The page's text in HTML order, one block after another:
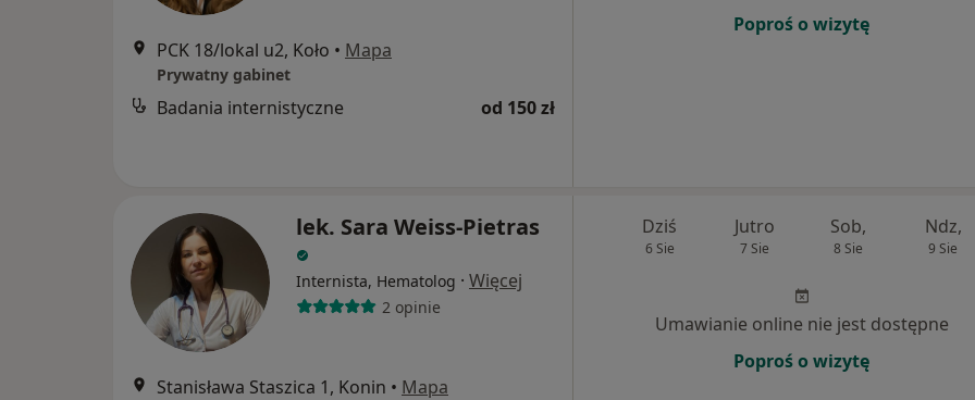
PCK 18/lokal u2, Koło • Mapa
Prywatny gabinet
Badania internistyczne od 150 zł
Poproś o wizytę
lek. Sara Weiss-Pietras
Internista, Hematolog · Więcej
2 opinie
Stanisława Staszica 1, Konin • Mapa
Dziś
6 Sie
Jutro
7 Sie
Sob,
8 Sie
Ndz,
9 Sie
Umawianie online nie jest dostępne
Poproś o wizytę